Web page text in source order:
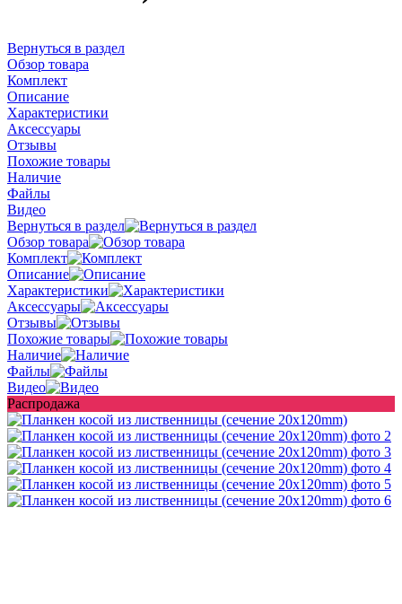
Вернуться в раздел
Обзор товара
Комплект
Описание
Характеристики
Аксессуары
Отзывы
Похожие товары
Наличие
Файлы
Видео
Вернуться в раздел
Обзор товара
Комплект
Описание
Характеристики
Аксессуары
Отзывы
Похожие товары
Наличие
Файлы
Видео
Распродажа